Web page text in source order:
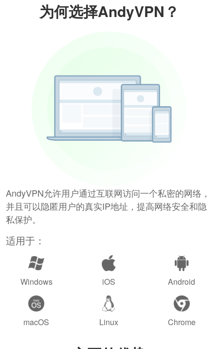
为何选择AndyVPN？
AndyVPN允许用户通过互联网访问一个私密的网络，
并且可以隐匿用户的真实IP地址，提高网络安全和隐
私保护。
适用于：
Windows iOS Android
macOS Linux Chrome